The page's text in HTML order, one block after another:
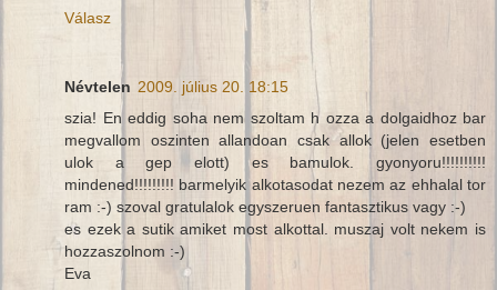
Válasz
Névtelen 2009. július 20. 18:15
szia! En eddig soha nem szoltam h ozza a dolgaidhoz bar
megvallom oszinten allandoan csak allok (jelen esetben
ulok a gep elott) es bamulok. gyonyoru!!!!!!!!!!
mindened!!!!!!!!! barmelyik alkotasodat nezem az ehhalal tor
ram :-) szoval gratulalok egyszeruen fantasztikus vagy :-)
es ezek a sutik amiket most alkottal. muszaj volt nekem is
hozzaszolnom :-)
Eva